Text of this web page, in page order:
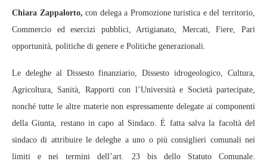
Chiara Zappalorto, con delega a Promozione turistica e del territorio,
Commercio ed esercizi pubblici, Artigianato, Mercati, Fiere, Pari
opportunità, politiche di genere e Politiche generazionali.
Le deleghe al Dissesto finanziario, Dissesto idrogeologico, Cultura,
Agricoltura, Sanità, Rapporti con l’Università e Società partecipate,
nonché tutte le altre materie non espressamente delegate ai componenti
della Giunta, restano in capo al Sindaco. È fatta salva la facoltà del
sindaco di attribuire le deleghe a uno o più consiglieri comunali nei
limiti e nei termini dell’art. 23 bis dello Statuto Comunale.